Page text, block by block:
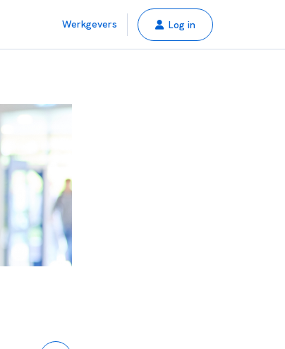
Werkgevers Log in